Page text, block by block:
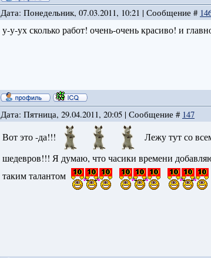
Дата: Понедельник, 07.03.2011, 10:21 | Сообщение #
у-у-ух сколько работ! очень-очень красиво! и
Дата: Пятница, 29.04.2011, 20:05 | Сообщение # 147
Вот это -да!!!
Лежу тут со
шедевров!!! Я думаю, что часики времени
таким талантом